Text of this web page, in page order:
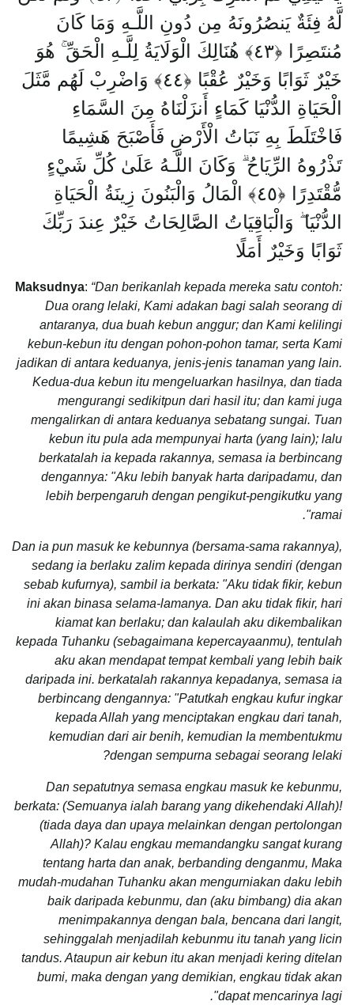
لَّهُ فِئَةٌ يَنصُرُونَهُ مِن دُونِ اللَّـهِ وَمَا كَانَ
مُنتَصِرًا ﴿٤٣﴾ هُنَالِكَ الْوَلَايَةُ لِلَّـهِ الْحَقِّ ۚ هُوَ
خَيْرٌ ثَوَابًا وَخَيْرٌ عُقْبًا ﴿٤٤﴾ وَاضْرِبْ لَهُم مَّثَلَ
الْحَيَاةِ الدُّنْيَا كَمَاءٍ أَنزَلْنَاهُ مِنَ السَّمَاءِ
فَاخْتَلَطَ بِهِ نَبَاتُ الْأَرْضِ فَأَصْبَحَ هَشِيمًا
تَذْرُوهُ الرِّيَاحُ ۗ وَكَانَ اللَّـهُ عَلَىٰ كُلِّ شَيْءٍ
مُّقْتَدِرًا ﴿٤٥﴾ الْمَالُ وَالْبَنُونَ زِينَةُ الْحَيَاةِ
الدُّنْيَا ۖ وَالْبَاقِيَاتُ الصَّالِحَاتُ خَيْرٌ عِندَ رَبِّكَ
ثَوَابًا وَخَيْرٌ أَمَلًا
Maksudnya: “Dan berikanlah kepada mereka satu contoh:
Dua orang lelaki, Kami adakan bagi salah seorang di
antaranya, dua buah kebun anggur; dan Kami kelilingi
kebun-kebun itu dengan pohon-pohon tamar, serta Kami
jadikan di antara keduanya, jenis-jenis tanaman yang lain.
Kedua-dua kebun itu mengeluarkan hasilnya, dan tiada
mengurangi sedikitpun dari hasil itu; dan kami juga
mengalirkan di antara keduanya sebatang sungai. Tuan
kebun itu pula ada mempunyai harta (yang lain); lalu
berkatalah ia kepada rakannya, semasa ia berbincang
dengannya: "Aku lebih banyak harta daripadamu, dan
lebih berpengaruh dengan pengikut-pengikutku yang
ramai".
Dan ia pun masuk ke kebunnya (bersama-sama rakannya),
sedang ia berlaku zalim kepada dirinya sendiri (dengan
sebab kufurnya), sambil ia berkata: "Aku tidak fikir, kebun
ini akan binasa selama-lamanya. Dan aku tidak fikir, hari
kiamat kan berlaku; dan kalaulah aku dikembalikan
kepada Tuhanku (sebagaimana kepercayaanmu), tentulah
aku akan mendapat tempat kembali yang lebih baik
daripada ini. berkatalah rakannya kepadanya, semasa ia
berbincang dengannya: "Patutkah engkau kufur ingkar
kepada Allah yang menciptakan engkau dari tanah,
kemudian dari air benih, kemudian Ia membentukmu
dengan sempurna sebagai seorang lelaki?
Dan sepatutnya semasa engkau masuk ke kebunmu,
berkata: (Semuanya ialah barang yang dikehendaki Allah)!
(tiada daya dan upaya melainkan dengan pertolongan
Allah)? Kalau engkau memandangku sangat kurang
tentang harta dan anak, berbanding denganmu, Maka
mudah-mudahan Tuhanku akan mengurniakan daku lebih
baik daripada kebunmu, dan (aku bimbang) dia akan
menimpakannya dengan bala, bencana dari langit,
sehinggalah menjadilah kebunmu itu tanah yang licin
tandus. Ataupun air kebun itu akan menjadi kering ditelan
bumi, maka dengan yang demikian, engkau tidak akan
dapat mencarinya lagi".